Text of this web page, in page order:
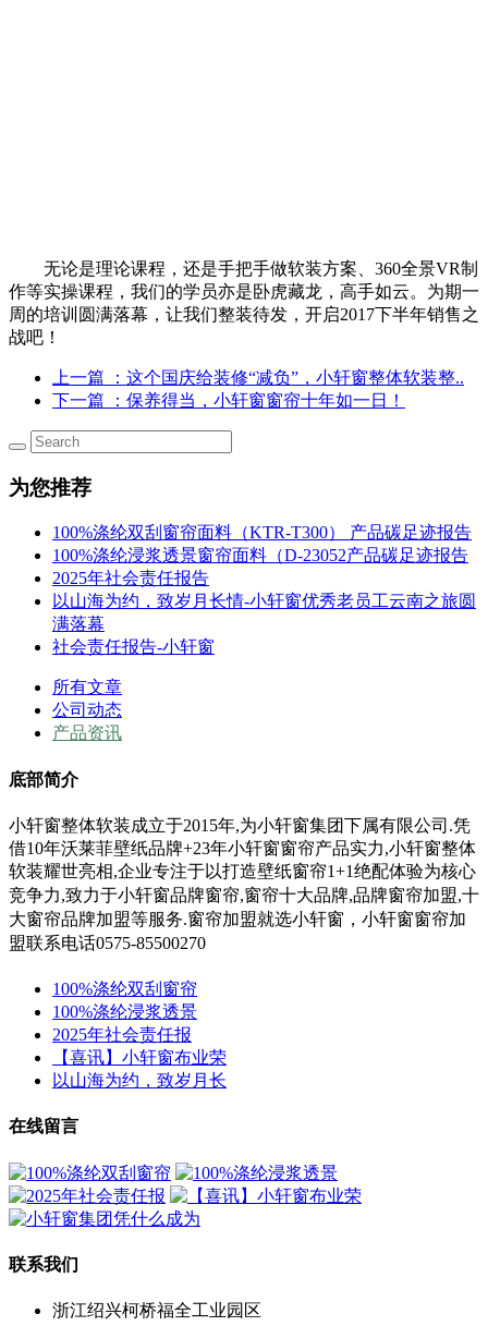
无论是理论课程，还是手把手做软装方案、360全景VR制
作等实操课程，我们的学员亦是卧虎藏龙，高手如云。为期一
周的培训圆满落幕，让我们整装待发，开启2017下半年销售之
战吧！
上一篇
：这个国庆给装修“减负”，小轩窗整体软装整..
下一篇
：保养得当，小轩窗窗帘十年如一日！
为您推荐
100%涤纶双刮窗帘面料（KTR-T300） 产品碳足迹报告
100%涤纶浸浆透景窗帘面料（D-23052产品碳足迹报告
2025年社会责任报告
以山海为约，致岁月长情-小轩窗优秀老员工云南之旅圆
满落幕
社会责任报告-小轩窗
所有文章
公司动态
产品资讯
底部简介
小轩窗整体软装成立于2015年,为小轩窗集团下属有限公司.凭
借10年沃莱菲壁纸品牌+23年小轩窗窗帘产品实力,小轩窗整体
软装耀世亮相,企业专注于以打造壁纸窗帘1+1绝配体验为核心
竞争力,致力于小轩窗品牌窗帘,窗帘十大品牌,品牌窗帘加盟,十
大窗帘品牌加盟等服务.窗帘加盟就选小轩窗，小轩窗窗帘加
盟联系电话0575-85500270
100%涤纶双刮窗帘
100%涤纶浸浆透景
2025年社会责任报
【喜讯】小轩窗布业荣
以山海为约，致岁月长
在线留言
联系我们
浙江绍兴柯桥福全工业园区